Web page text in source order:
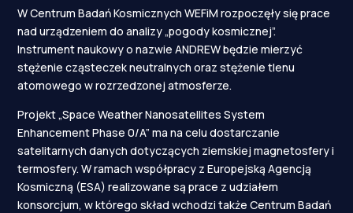
W Centrum Badań Kosmicznych WEFiM rozpoczęły się prace
nad urządzeniem do analizy „pogody kosmicznej”.
Instrument naukowy o nazwie ANDREW będzie mierzyć
stężenie cząsteczek neutralnych oraz stężenie tlenu
atomowego w rozrzedzonej atmosferze.
Projekt „Space Weather Nanosatellites System
Enhancement Phase 0/A” ma na celu dostarczanie
satelitarnych danych dotyczących ziemskiej magnetosfery i
termosfery. W ramach współpracy z Europejską Agencją
Kosmiczną (ESA) realizowane są prace z udziałem
konsorcjum, w którego skład wchodzi także Centrum Badań